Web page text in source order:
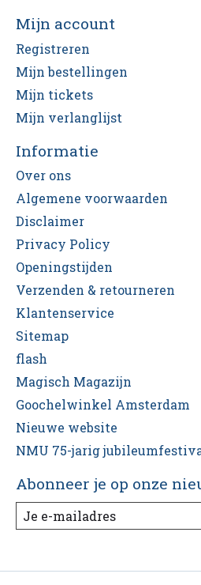
Mijn account
Registreren
Mijn bestellingen
Mijn tickets
Mijn verlanglijst
Informatie
Over ons
Algemene voorwaarden
Disclaimer
Privacy Policy
Openingstijden
Verzenden & retourneren
Klantenservice
Sitemap
flash
Magisch Magazijn
Goochelwinkel Amsterdam
Nieuwe website
NMU 75-jarig
Abonneer je op onze